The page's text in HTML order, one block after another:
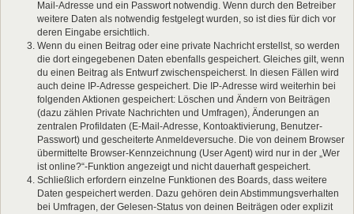
Mail-Adresse und ein Passwort notwendig. Wenn durch den Betreiber
weitere Daten als notwendig festgelegt wurden, so ist dies für dich vor
deren Eingabe ersichtlich.
Wenn du einen Beitrag oder eine private Nachricht erstellst, so werden
die dort eingegebenen Daten ebenfalls gespeichert. Gleiches gilt, wenn
du einen Beitrag als Entwurf zwischenspeicherst. In diesen Fällen wird
auch deine IP-Adresse gespeichert. Die IP-Adresse wird weiterhin bei
folgenden Aktionen gespeichert: Löschen und Ändern von Beiträgen
(dazu zählen Private Nachrichten und Umfragen), Änderungen an
zentralen Profildaten (E-Mail-Adresse, Kontoaktivierung, Benutzer-
Passwort) und gescheiterte Anmeldeversuche. Die von deinem Browser
übermittelte Browser-Kennzeichnung (User Agent) wird nur in der „Wer
ist online?“-Funktion angezeigt und nicht dauerhaft gespeichert.
Schließlich erfordern einzelne Funktionen des Boards, dass weitere
Daten gespeichert werden. Dazu gehören dein Abstimmungsverhalten
bei Umfragen, der Gelesen-Status von deinen Beiträgen oder explizit